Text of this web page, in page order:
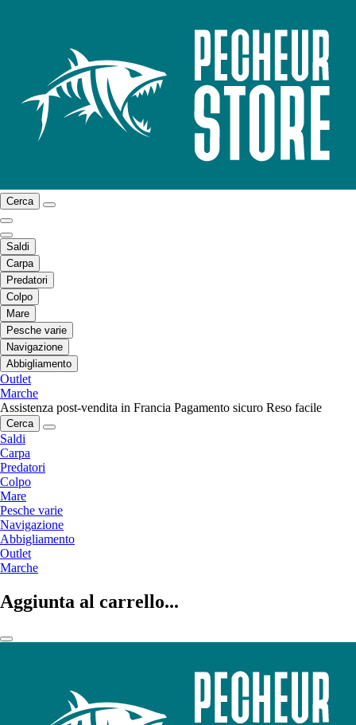
Cerca
Saldi
Carpa
Predatori
Colpo
Mare
Pesche varie
Navigazione
Abbigliamento
Outlet
Marche
Assistenza post-vendita in Francia Pagamento sicuro Reso facile
Cerca
Saldi
Carpa
Predatori
Colpo
Mare
Pesche varie
Navigazione
Abbigliamento
Outlet
Marche
Aggiunta al carrello...